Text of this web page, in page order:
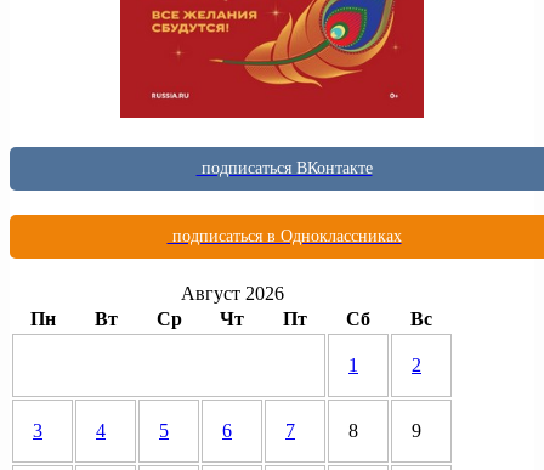
подписаться ВКонтакте
подписаться в Одноклассниках
Август 2026
Пн
Вт Ср Чт Пт Сб Вс
1 2
3 4 5 6 7 8 9